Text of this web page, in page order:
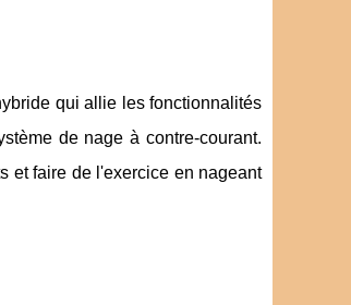
qui allie les fonctionnalités
de nage à contre-courant.
et faire de l'exercice en nageant